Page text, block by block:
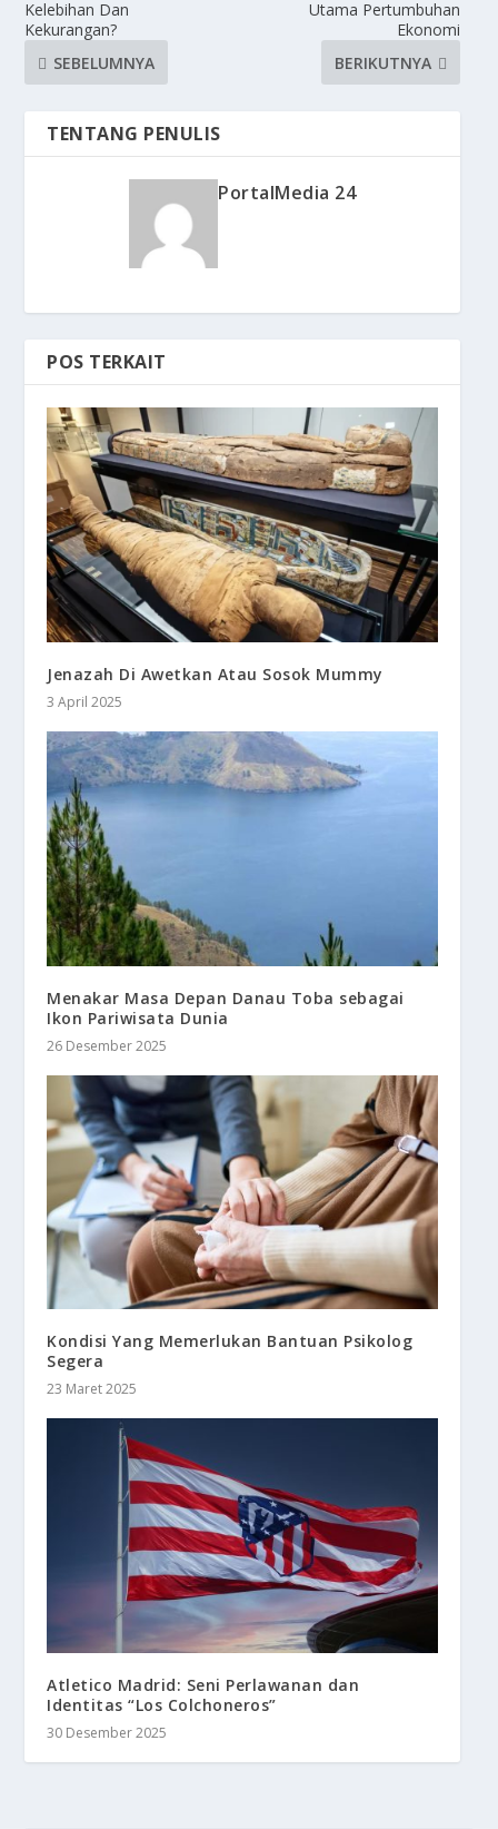
Kelebihan Dan
Kekurangan?
SEBELUMNYA
Utama Pertumbuhan
Ekonomi
BERIKUTNYA
TENTANG PENULIS
PortalMedia 24
POS TERKAIT
Jenazah Di Awetkan Atau Sosok Mummy
3 April 2025
Menakar Masa Depan Danau Toba sebagai
Ikon Pariwisata Dunia
26 Desember 2025
Kondisi Yang Memerlukan Bantuan Psikolog
Segera
23 Maret 2025
Atletico Madrid: Seni Perlawanan dan
Identitas “Los Colchoneros”
30 Desember 2025